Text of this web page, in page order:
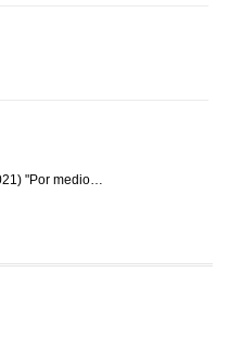
"Por medio…